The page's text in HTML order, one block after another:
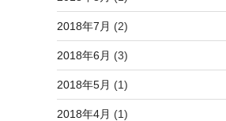
2018年7月 (2)
2018年6月 (3)
2018年5月 (1)
2018年4月 (1)